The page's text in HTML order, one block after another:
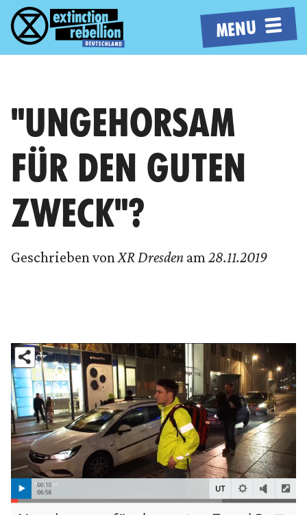
MENU
"UNGEHORSAM
FÜR DEN GUTEN
ZWECK"?
Geschrieben von XR Dresden am 28.11.2019